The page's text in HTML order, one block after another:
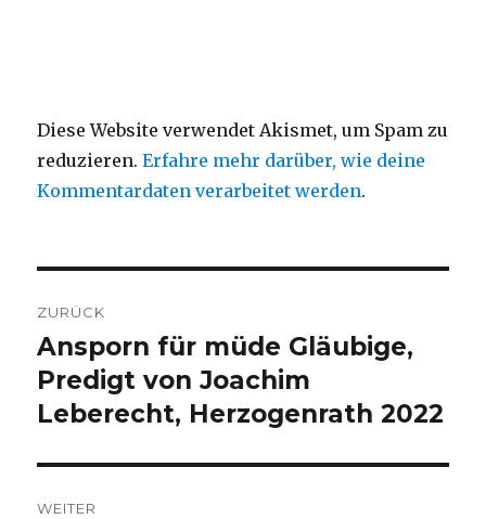
Diese Website verwendet Akismet, um Spam zu
reduzieren.Erfahre mehr darüber, wie deine
Kommentardaten verarbeitet werden.
ZURÜCK
Vorheriger
Beitrag:
Ansporn für müde Gläubige,
Predigt von Joachim
Leberecht, Herzogenrath 2022
WEITER